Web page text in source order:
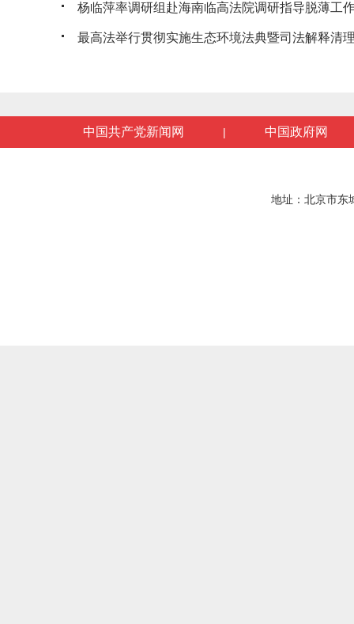
杨临萍率调研组赴海南临高法院调研指导脱薄工
最高法举行贯彻实施生态环境法典暨司法解释清
中国共产党新闻网 | 中国政府网
地址：北京市东